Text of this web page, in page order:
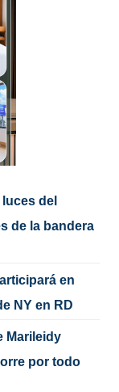
del
de la bandera
en
NY en RD
Marileidy
por todo